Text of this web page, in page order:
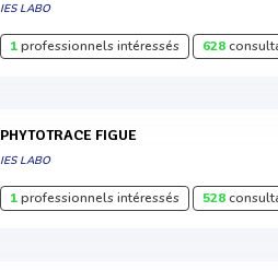
IES LABO
1professionnels intéressés 628
PHYTOTRACE FIGUE
IES LABO
1professionnels intéressés 528